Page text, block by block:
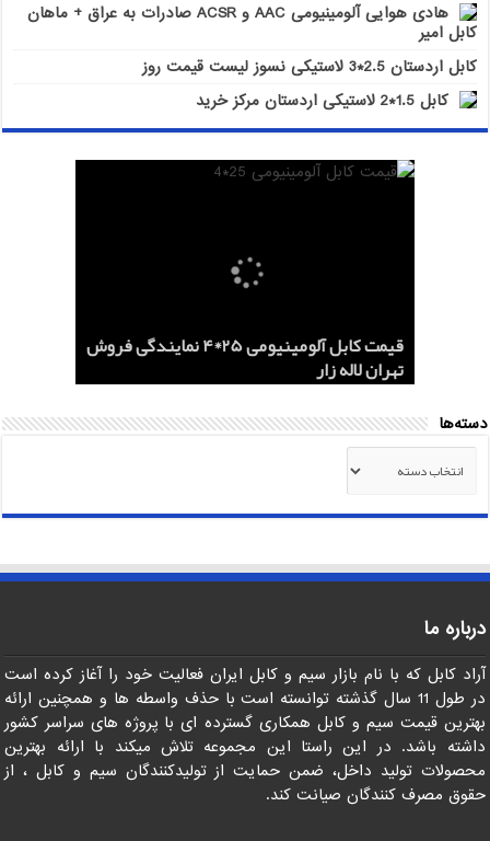
هادی هوایی آلومینیومی AAC و ACSR صادرات به عراق + ماهان
کابل امیر
کابل اردستان 2.5*3 لاستیکی نسوز لیست قیمت روز
کابل 1.5*2 لاستیکی اردستان مرکز خرید
قیمت کابل آلومینیومی 25*4 نمایندگی فروش
تهران لاله زار
هادی آلومینیومی هوایی 50*1 AAC و AAAC
صادرات ماهان کابل
هادی هوایی آلومینیومی AAC و ACSR
صادرات به عراق + ماهان کابل امیر
کابل اردستان 2.5*3 لاستیکی نسوز لیست
قیمت روز
کابل 1.5*2 لاستیکی اردستان مرکز خرید
دسته‌ها
درباره ما
آراد کابل که با نام بازار سیم و کابل ایران فعالیت خود را آغاز کرده است
در طول 11 سال گذشته توانسته است با حذف واسطه ها و همچنین ارائه
بهترین قیمت سیم و کابل همکاری گسترده ای با پروژه های سراسر کشور
داشته باشد. در این راستا این مجموعه تلاش میکند با ارائه بهترین
محصولات تولید داخل، ضمن حمایت از تولیدکنندگان سیم و کابل ، از
حقوق مصرف کنندگان صیانت کند.